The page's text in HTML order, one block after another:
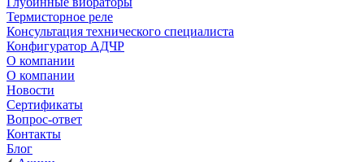
Термисторное реле
Консультация технического специалиста
Конфигуратор АДЧР
О компании
О компании
Новости
Сертификаты
Вопрос-ответ
Контакты
Блог